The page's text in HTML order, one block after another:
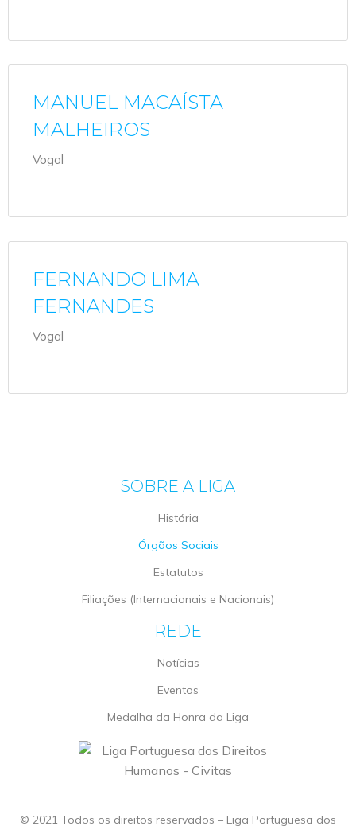
MANUEL MACAÍSTA
MALHEIROS
Vogal
FERNANDO LIMA
FERNANDES
Vogal
SOBRE A LIGA
História
Órgãos Sociais
Estatutos
Filiações (Internacionais e Nacionais)
REDE
Notícias
Eventos
Medalha da Honra da Liga
© 2021 Todos os direitos reservados – Liga Portuguesa dos